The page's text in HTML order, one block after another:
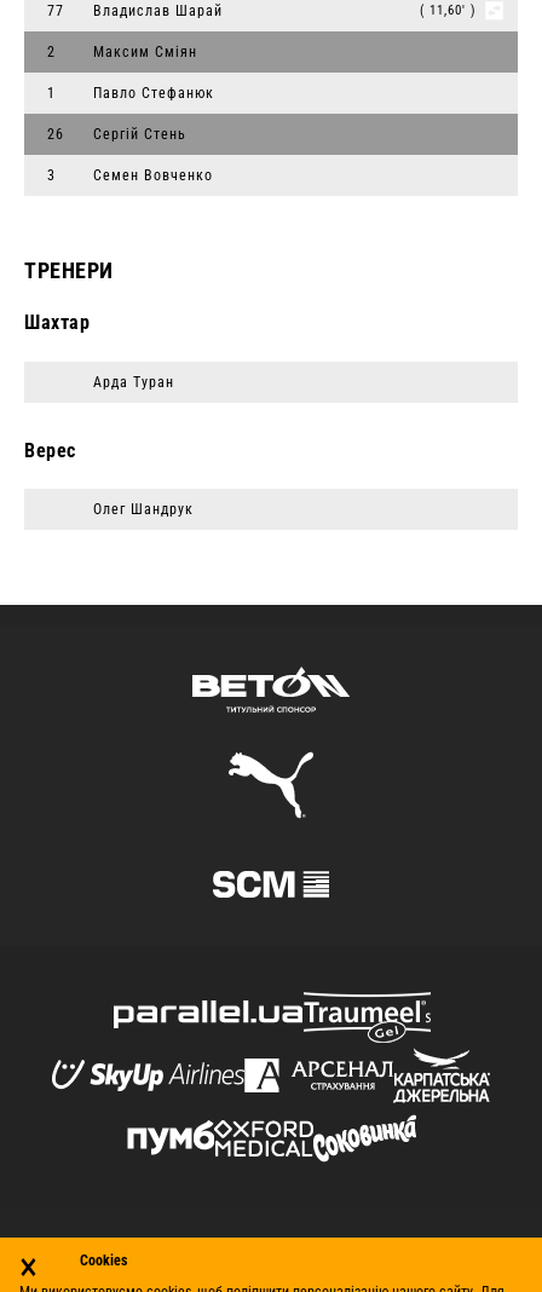
77 Владислав Шарай ( 11,60' )
2 Максим Сміян
1 Павло Стефанюк
26 Сергій Стень
3 Семен Вовченко
ТРЕНЕРИ
Шахтар
Арда Туран
Верес
Олег Шандрук
© Футбольний клуб «Шахтар» (Донецьк), 1998–2026. Усі
×
Cookies